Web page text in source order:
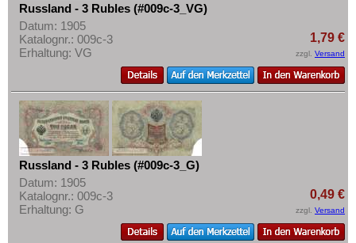
Russland - 3 Rubles (#009c-3_VG)
Datum: 1905
Katalognr.: 009c-3
Erhaltung: VG
1,79 €
zzgl. Versand
Russland - 3 Rubles (#009c-3_G)
Datum: 1905
Katalognr.: 009c-3
Erhaltung: G
0,49 €
zzgl. Versand